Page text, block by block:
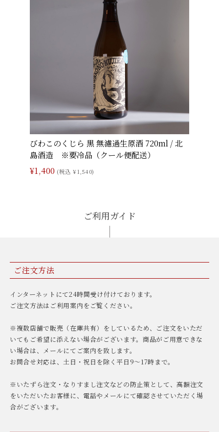
びわこのくじら 黒 無濾過生原酒 720ml / 北
島酒造 ※要冷品（クール便配送）
¥1,400 (税込 ¥1,540)
ご利用ガイド
ご注文方法
インターネットにて24時間受け付けております。
ご注文方法はご利用案内をご覧ください。
※複数店舗で販売（在庫共有）をしているため、ご注文をいただ
いてもご希望に添えない場合がございます。商品がご用意できな
い場合は、メールにてご案内を致します。
お問合せ対応は、土日・祝日を除く平日9〜17時まで。
※いたずら注文・なりすまし注文などの防止策として、高額注文
をいただいたお客様に、電話やメールにて確認させていただく場
合がございます。